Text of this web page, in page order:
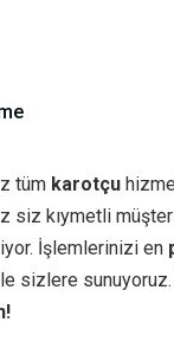
tüm karotçu
siz kıymetli
İşlemlerinizi en
sizlere